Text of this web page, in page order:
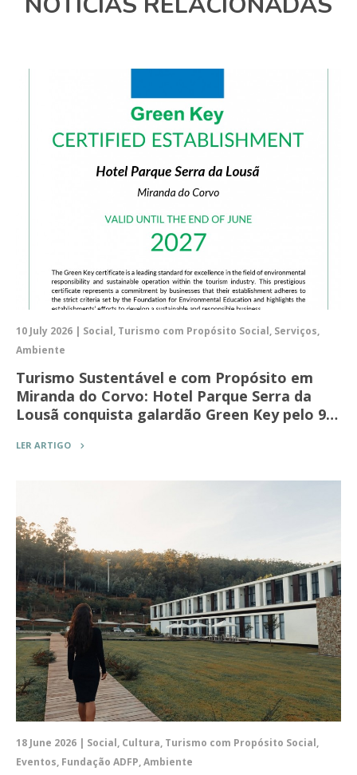
10 July 2026 | Social, Turismo com Propósito Social, Serviços,
Ambiente
Turismo Sustentável e com Propósito em
Miranda do Corvo: Hotel Parque Serra da
Lousã conquista galardão Green Key pelo 9…
LER ARTIGO
18 June 2026 | Social, Cultura, Turismo com Propósito Social,
Eventos, Fundação ADFP, Ambiente